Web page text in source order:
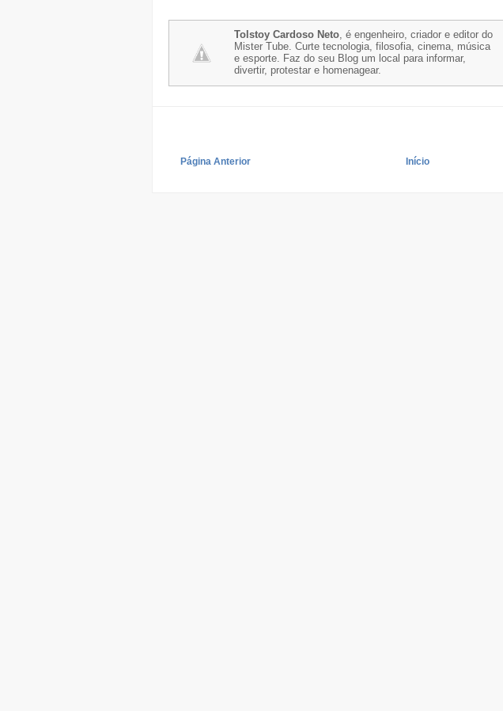
Tolstoy Cardoso Neto, é engenheiro, criador e editor do
Mister Tube. Curte tecnologia, filosofia, cinema, música
e esporte. Faz do seu Blog um local para informar,
divertir, protestar e homenagear.
Página Anterior Início